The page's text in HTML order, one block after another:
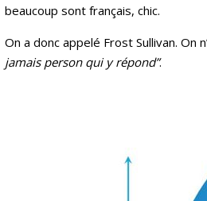
beaucoup sont français, chic.
On a donc appelé Frost Sullivan.
jamais person qui y répond”.